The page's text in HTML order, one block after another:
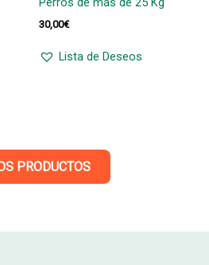
30,00€
Lista de Deseos
PRODUCTOS